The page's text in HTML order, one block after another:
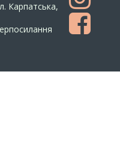
Карпатська,